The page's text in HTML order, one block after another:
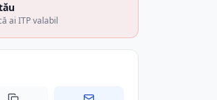
ai ITP valabil